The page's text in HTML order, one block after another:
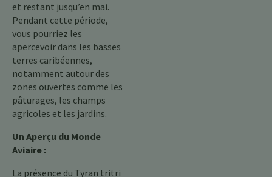
et restant jusqu’en mai.
Pendant cette période,
vous pourriez les
apercevoir dans les basses
terres caribéennes,
notamment autour des
zones ouvertes comme les
pâturages, les champs
agricoles et les jardins.
Un Aperçu du Monde
Aviaire :
La présence du Tyran tritri